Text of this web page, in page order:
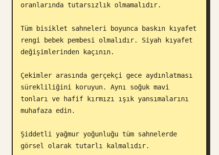
oranlarında tutarsızlık olmamalıdır.
Tüm bisiklet sahneleri boyunca baskın kıyafet
rengi bebek pembesi olmalıdır. Siyah kıyafet
değişimlerinden kaçının.
Çekimler arasında gerçekçi gece aydınlatması
sürekliliğini koruyun. Aynı soğuk mavi
tonları ve hafif kırmızı ışık yansımalarını
muhafaza edin.
Şiddetli yağmur yoğunluğu tüm sahnelerde
görsel olarak tutarlı kalmalıdır.